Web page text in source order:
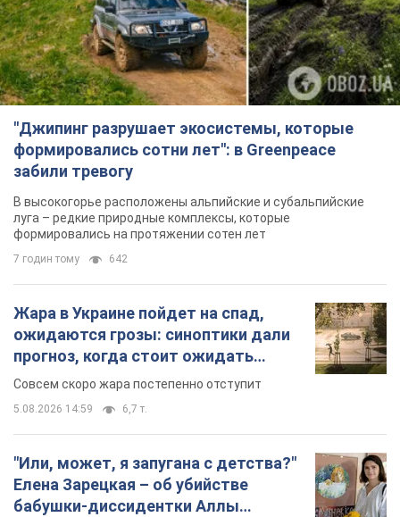
"Джипинг разрушает экосистемы, которые
формировались сотни лет": в Greenpeace
забили тревогу
В высокогорье расположены альпийские и субальпийские
луга – редкие природные комплексы, которые
формировались на протяжении сотен лет
7 годин тому 642
Жара в Украине пойдет на спад,
ожидаются грозы: синоптики дали
прогноз, когда стоит ожидать
изменения погоды
Совсем скоро жара постепенно отступит
5.08.2026 14:59 6,7 т.
"Или, может, я запугана с детства?"
Елена Зарецкая – об убийстве
бабушки-диссидентки Аллы